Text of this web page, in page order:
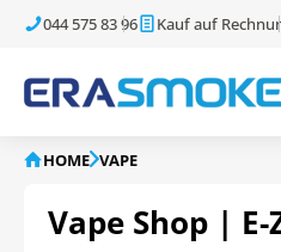
044 575 83 96 Kauf auf
HOME VAPE
Vape Shop |